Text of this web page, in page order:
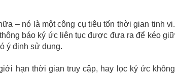
– nó là một công cụ tiêu tốn thời gian tinh vi.
báo ký ức liên tục được đưa ra để kéo giữ
ý định sử dụng.
hạn thời gian truy cập, hay lọc ký ức không